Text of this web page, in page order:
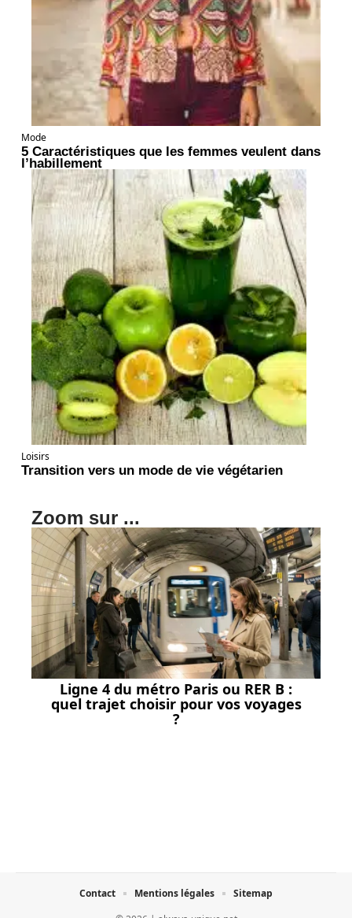
Mode
5 Caractéristiques que les femmes veulent dans
l’habillement
Loisirs
Transition vers un mode de vie végétarien
Zoom sur ...
Ligne 4 du métro Paris ou RER B :
quel trajet choisir pour vos voyages
?
Contact Mentions légales Sitemap